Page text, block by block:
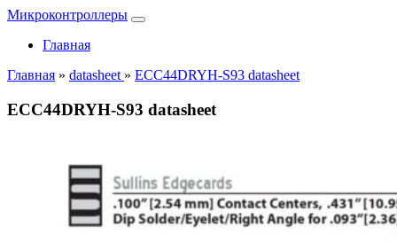
Микроконтроллеры
Главная
Главная » datasheet » ECC44DRYH-S93 datasheet
ECC44DRYH-S93 datasheet